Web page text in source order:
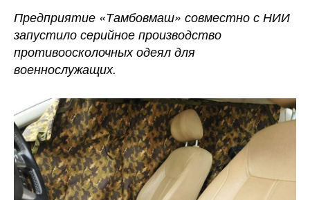
запустили
Предприятие «Тамбовмаш» совместно с НИИ
запустило серийное производство
противоосколочных одеял для
военнослужащих.